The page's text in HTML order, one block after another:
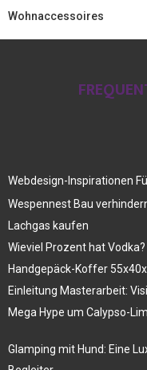
Wohnaccessoires
Webdesign-Inspirationen
Wespennest Bau
Lachgas kaufen
Wieviel Prozent hat Vodka?
Handgepäck-Koffer
Einleitung Masterarbeit:
Mega Hype um Calypso-
Glamping mit Hund: Eine